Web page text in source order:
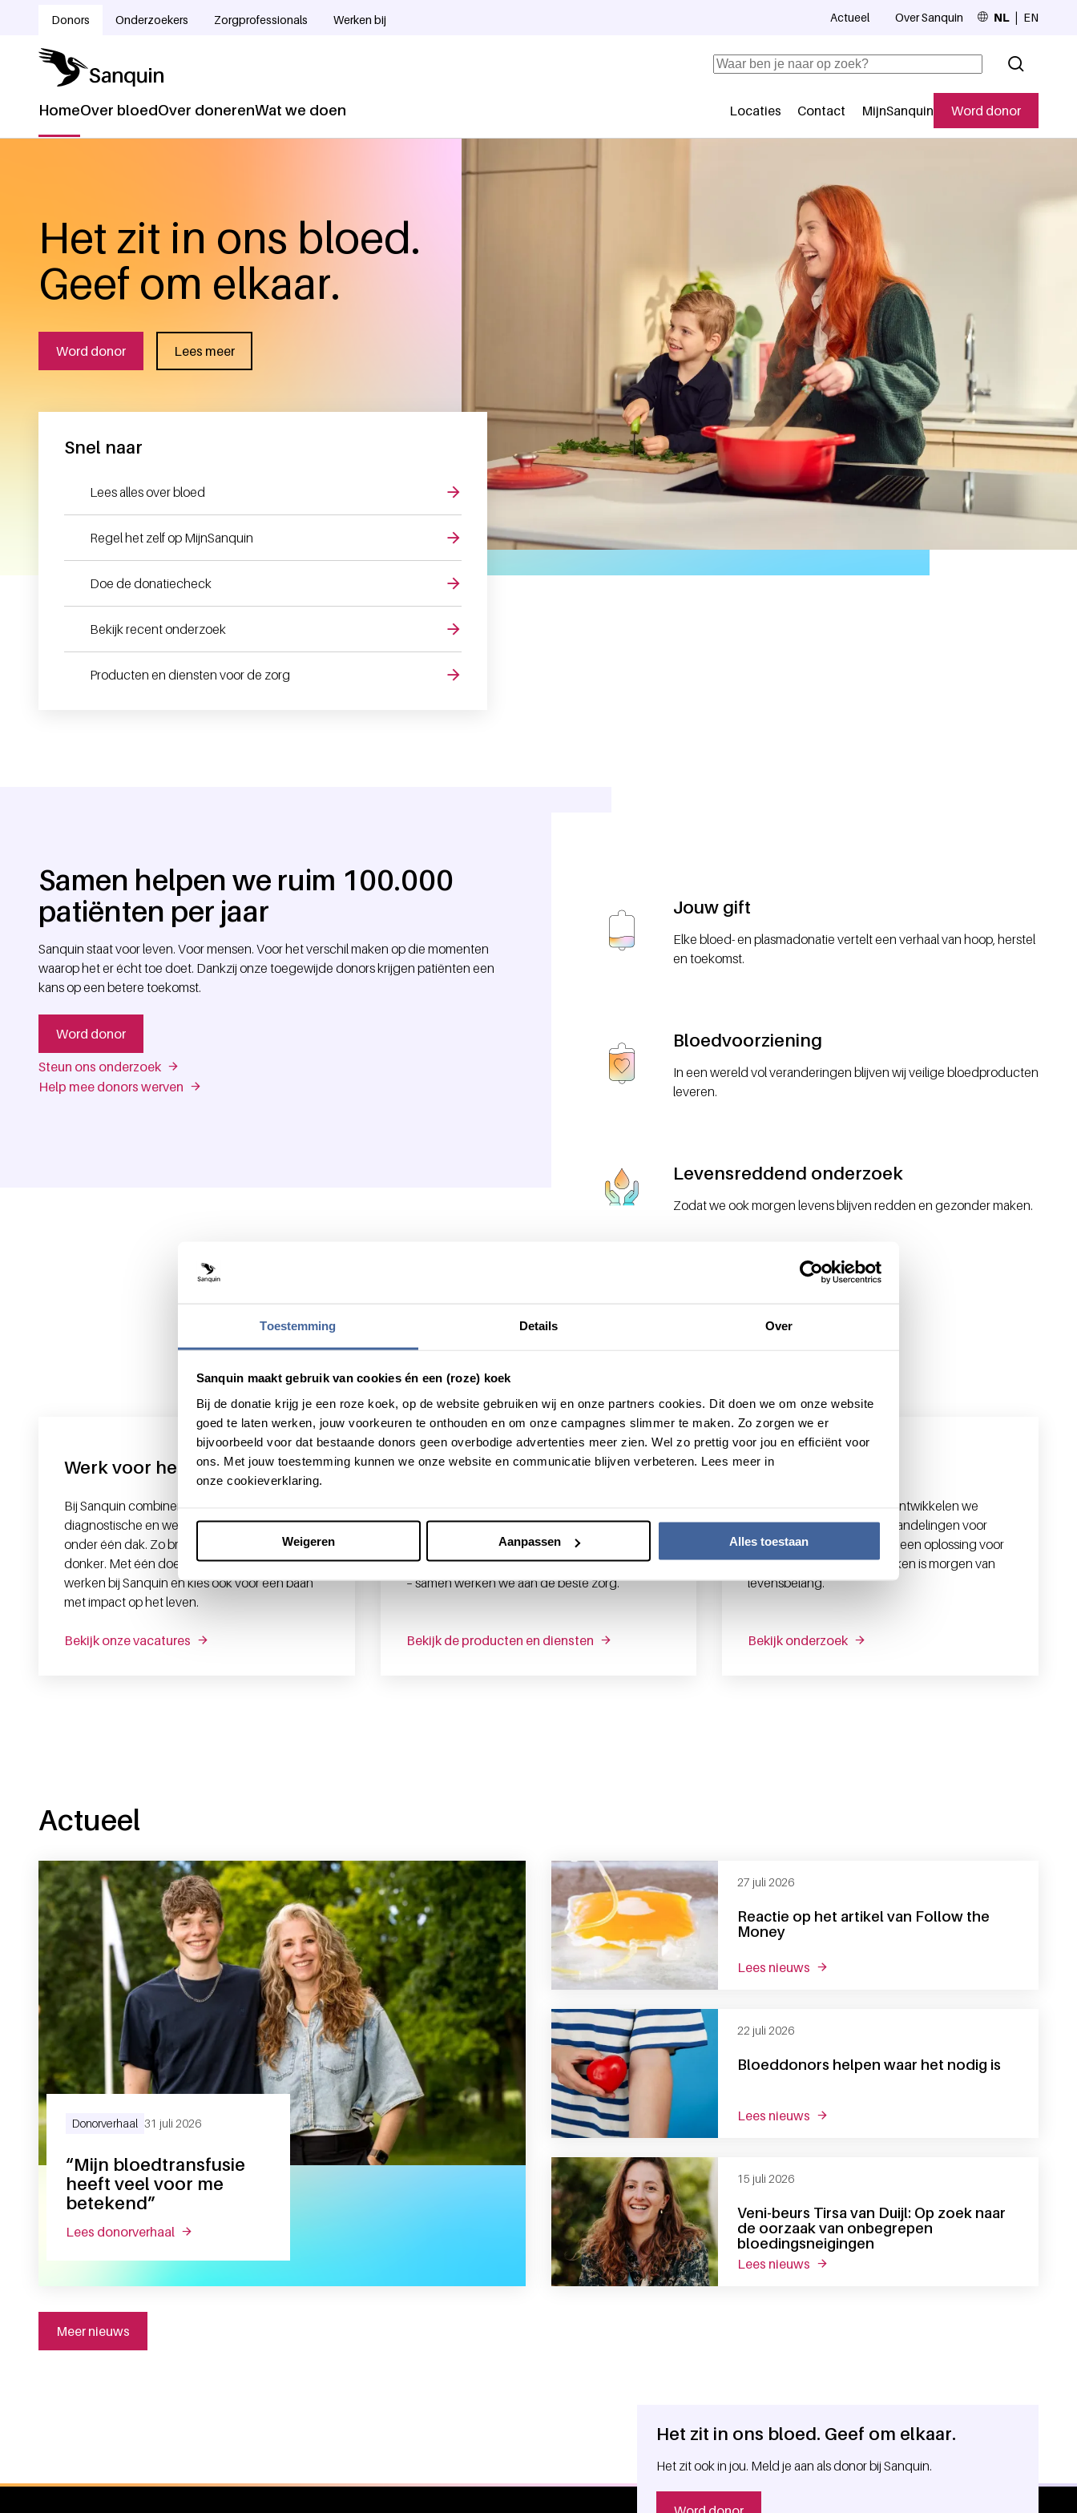
Toestemming Details Over
Sanquin maakt gebruik van cookies én een (roze) koek
Bij de donatie krijg je een roze koek, op de website gebruiken wij en onze partners cookies. Dit doen we om onze website
goed te laten werken, jouw voorkeuren te onthouden en om onze campagnes slimmer te maken. Zo zorgen we er
bijvoorbeeld voor dat bestaande donors geen overbodige advertenties meer zien. Wel zo prettig voor jou en efficiënt voor
ons. Met jouw toestemming kunnen we onze website en communicatie blijven verbeteren. Lees meer in
onze cookieverklaring.
Weigeren Aanpassen Alles toestaan
Donors Onderzoekers Zorgprofessionals Werken bij
Hoofdnavigatie
HomeOver bloedOver donerenWat we doen
Secundaire navigatie
Locaties Contact MijnSanquin Word donor
Actueel Over Sanquin NL EN
Zoeken
Het zit in ons bloed.
Geef om elkaar.
Word donor Lees meer
Snel naar
Lees alles over bloed
Regel het zelf op MijnSanquin
Doe de donatiecheck
Bekijk recent onderzoek
Producten en diensten voor de zorg
Samen helpen we ruim 100.000
patiënten per jaar
Sanquin staat voor leven. Voor mensen. Voor het verschil maken op die momenten
waarop het er écht toe doet. Dankzij onze toegewijde donors krijgen patiënten een
kans op een betere toekomst.
Word donor
Steun ons onderzoek
Help mee donors werven
Jouw gift
Elke bloed- en plasmadonatie vertelt een verhaal van hoop, herstel
en toekomst.
Bloedvoorziening
In een wereld vol veranderingen blijven wij veilige bloedproducten
leveren.
Levensreddend onderzoek
Zodat we ook morgen levens blijven redden en gezonder maken.
Werk voor het leven
Bij Sanquin combineren we medische,
diagnostische en wetenschappelijke expertise
onder één dak. Zo brengen we licht in het
donker. Met één doel: levens veranderen. Kom
werken bij Sanquin en kies ook voor een baan
met impact op het leven.
Bekijk onze vacatures
Voor professionals
deskundig advies en diepgaande kennis
ondersteunen we professionals in hun werk. Van
een snelle diagnose tot een effectieve therapie
– samen werken we aan de beste zorg.
Bekijk de producten en diensten
Onderzoek
Met innovatief onderzoek ontwikkelen we
nieuwe diagnostiek en behandelingen voor
bloedziektes waar nu nog geen oplossing voor
is. Wat we vandaag ontdekken is morgen van
levensbelang.
Bekijk onderzoek
Actueel
“Mijn bloedtransfusie
heeft veel voor me
betekend”
Donorverhaal 31 juli 2026
lees donorverhaal over “mijn bloedtransfusie heeft veel voor me betekend”
Reactie op het artikel van Follow the
Money
27 juli 2026
lees nieuws over reactie op het artikel van follow the
Bloeddonors helpen waar het nodig is
22 juli 2026
lees nieuws over bloeddonors helpen waar het nodig is
Veni-beurs Tirsa van Duijl: Op zoek naar
de oorzaak van onbegrepen
bloedingsneigingen
15 juli 2026
lees nieuws over veni-beurs tirsa van duijl: op zoek naar
Meer nieuws
Het zit in ons bloed. Geef om elkaar.
Het zit ook in jou. Meld je aan als donor bij Sanquin.